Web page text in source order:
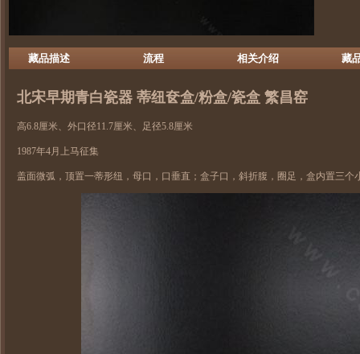
藏品描述 流程 相关介绍 藏
北宋早期青白瓷器 蒂纽奁盒/粉盒/瓷盒 繁昌窑
高6.8厘米、外口径11.7厘米、足径5.8厘米
1987年4月上马征集
盖面微弧，顶置一蒂形纽，母口，口垂直；盒子口，斜折腹，圈足，盒内置三